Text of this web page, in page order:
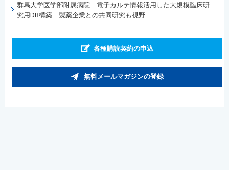
群馬大学医学部附属病院 電子カルテ情報活用した大規模臨床研
究用DB構築 製薬企業との共同研究も視野
各種購読契約の申込
無料メールマガジンの登録